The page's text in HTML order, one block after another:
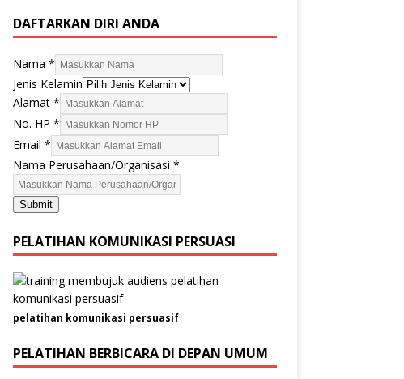
DAFTARKAN DIRI ANDA
Nama *
Jenis Kelamin
Alamat *
No. HP *
Email *
J
e
n
i
s
K
e
l
a
m
n
Nama Perusahaan/Organisasi *
Submit
PELATIHAN KOMUNIKASI PERSUASI
pelatihan komunikasi persuasif
PELATIHAN BERBICARA DI DEPAN UMUM